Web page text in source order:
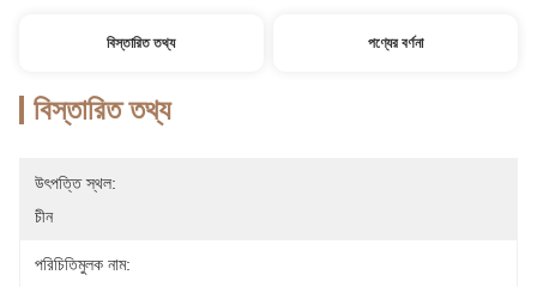
বিস্তারিত তথ্য পণ্যের বর্ণনা
বিস্তারিত তথ্য
উৎপত্তি স্থল:
চীন
পরিচিতিমুলক নাম: